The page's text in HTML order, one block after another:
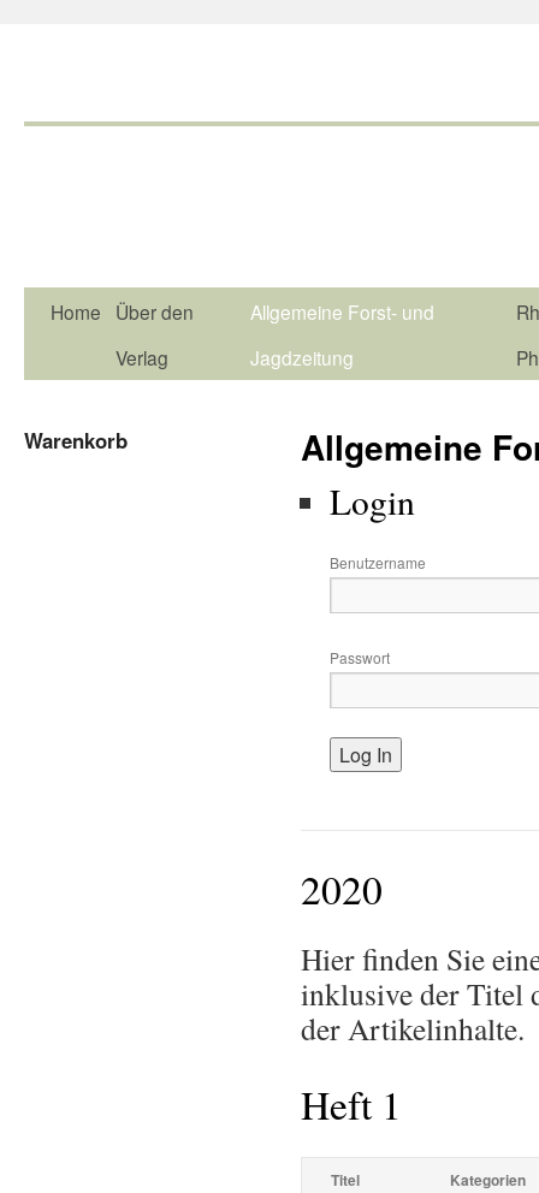
Home
Über den
Verlag
Allgemeine Forst- und
Jagdzeitung
Allgemeine
Login
Benutzername
Passwort
2020
Hier finden Sie
inklusive der Titel
der Artikelinhalte.
Heft 1
Titel Kategorien
Warenkorb